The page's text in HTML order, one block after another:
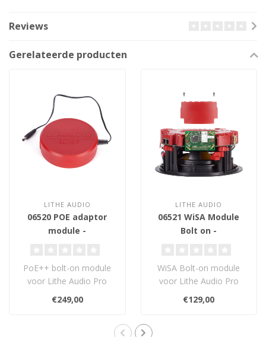
Reviews
Gerelateerde producten
LITHE AUDIO
06520 POE adaptor
module -
PoE++ bolt-on module
voor Lithe Audio Pro
plafondluidsprekers.
€249,00
LITHE AUDIO
06521 WiSA Module
Bolt on -
WiSA Bolt-on module
voor Lithe Audio Pro
plafondluidsprekers.
€129,00